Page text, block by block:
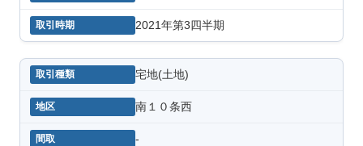
2021年第3四半期
宅地(土地)
南１０条西
-